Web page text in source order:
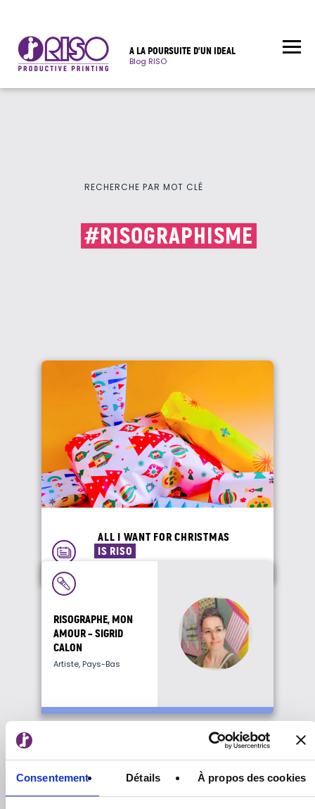
Consentement Détails À propos des cookies
A LA POURSUITE D’UN IDEAL
Blog RISO
RECHERCHE PAR MOT CLÉ
#RISOGRAPHISME
ALL I WANT FOR CHRISTMAS
IS RISO
RISOGRAPHE, MON
AMOUR – SIGRID
CALON
Artiste, Pays-Bas
AMOUR –